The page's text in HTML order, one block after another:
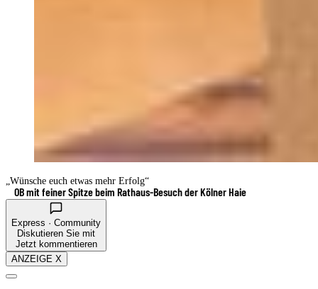
„Wünsche euch etwas mehr Erfolg“
OB mit feiner Spitze beim Rathaus-Besuch der Kölner Haie
Express · Community
Diskutieren Sie mit
Jetzt kommentieren
ANZEIGE X